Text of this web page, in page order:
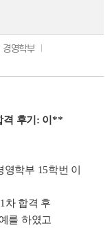
경영학부
격 후기: 이**
영학부 15학번 이
1 차 합격 후
를 하였고